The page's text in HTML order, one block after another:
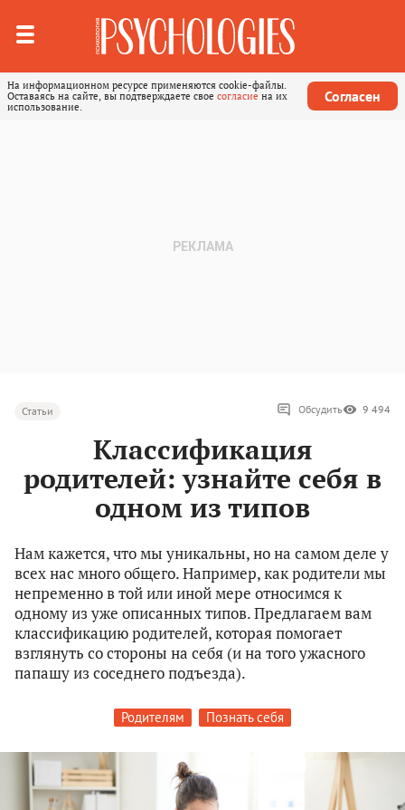
На информационном ресурсе применяются cookie-файлы.
Оставаясь на сайте, вы подтверждаете свое согласие на их
использование.
Согласен
Статьи Обсудить 9 494
Классификация
родителей: узнайте себя в
одном из типов
Нам кажется, что мы уникальны, но на самом деле у
всех нас много общего. Например, как родители мы
непременно в той или иной мере относимся к
одному из уже описанных типов. Предлагаем вам
классификацию родителей, которая помогает
взглянуть со стороны на себя (и на того ужасного
папашу из соседнего подъезда).
Родителям Познать себя